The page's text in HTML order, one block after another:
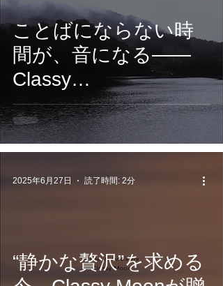
ことばにならない時
間が、音になる——
Classy
Moon『Stillness』配
信開始
“静かな贅沢”を求める
2025年6月27日 読了時間: 2分